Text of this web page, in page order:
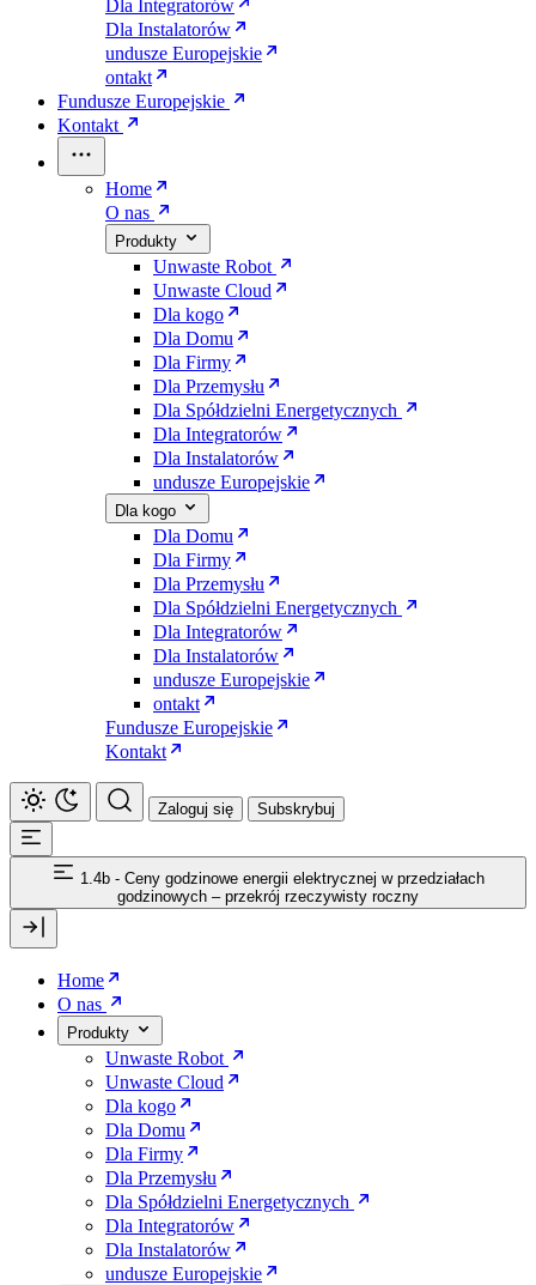
Dla Integratorów
Dla Instalatorów
undusze Europejskie
ontakt
Fundusze Europejskie
Kontakt
Home
O nas
Produkty
Unwaste Robot
Unwaste Cloud
Dla kogo
Dla Domu
Dla Firmy
Dla Przemysłu
Dla Spółdzielni Energetycznych
Dla Integratorów
Dla Instalatorów
undusze Europejskie
Dla kogo
Dla Domu
Dla Firmy
Dla Przemysłu
Dla Spółdzielni Energetycznych
Dla Integratorów
Dla Instalatorów
undusze Europejskie
ontakt
Fundusze Europejskie
Kontakt
Zaloguj się Subskrybuj
1.4b - Ceny godzinowe energii elektrycznej w przedziałach
godzinowych – przekrój rzeczywisty roczny
Home
O nas
Produkty
Unwaste Robot
Unwaste Cloud
Dla kogo
Dla Domu
Dla Firmy
Dla Przemysłu
Dla Spółdzielni Energetycznych
Dla Integratorów
Dla Instalatorów
undusze Europejskie